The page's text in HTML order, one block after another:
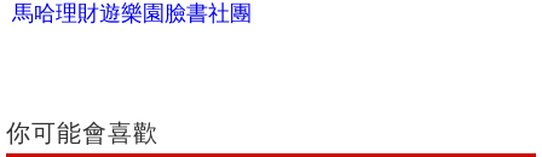
馬哈理財遊樂園臉書社團
你可能會喜歡